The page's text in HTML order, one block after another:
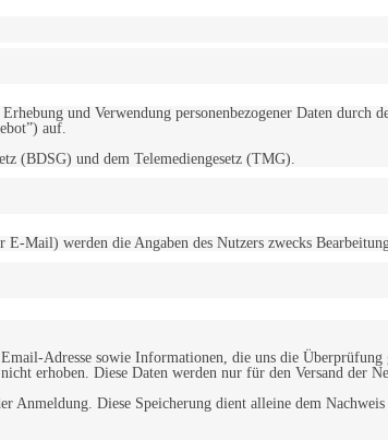
und Verwendung personenbezogener Daten
auf.
(BDSG) und dem Telemediengesetz (TMG).
werden die Angaben des Nutzers zwecks
Adresse sowie Informationen, die uns die Überprüfung
erhoben. Diese Daten werden nur für den Versand der
Diese Speicherung dient alleine dem